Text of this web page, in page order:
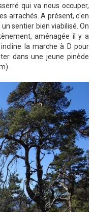
qui va nous occuper,
arrachés. A présent, c'en
sentier bien viabilisé. On
aménagée il y a
la marche à D pour
dans une jeune pinède